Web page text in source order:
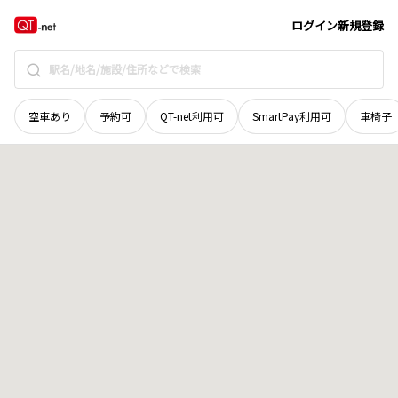
ログイン新規登録
空車あり 予約可 QT-net利用可 SmartPay利用可 車椅子
山口県